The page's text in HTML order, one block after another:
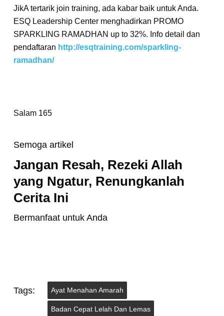
JikA tertarik join training, ada kabar baik untuk Anda.
ESQ Leadership Center menghadirkan PROMO
SPARKLING RAMADHAN up to 32%. Info detail dan
pendaftaran http://esqtraining.com/sparkling-
ramadhan/
Salam 165
Semoga artikel
Jangan Resah, Rezeki Allah
yang Ngatur, Renungkanlah
Cerita Ini
Bermanfaat untuk Anda
Tags: Ayat Menahan Amarah
Badan Cepat Lelah Dan Lemas